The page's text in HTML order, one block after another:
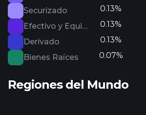
Securizado
0.13%
Efectivo y Equivalentes
0.13%
Derivado
0.13%
Bienes Raíces
0.07%
Regiones del Mundo